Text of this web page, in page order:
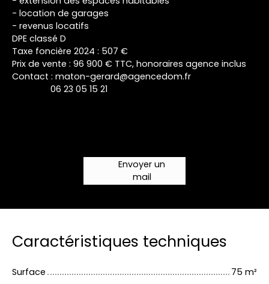
- location de garages
- revenus locatifs
DPE classé D
Taxe foncière 2024 : 507 €
Prix de vente : 96 900 € TTC, honoraires agence inclus
Contact : maton-gerard@agencedom.fr
06 23 05 15 21
Envoyer un
mail
Caractéristiques techniques
Surface 75 m²